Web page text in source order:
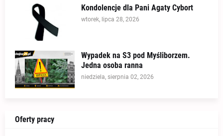
Kondolencje dla Pani Agaty Cybort
wtorek, lipca 28, 2026
Wypadek na S3 pod Myśliborzem.
Jedna osoba ranna
niedziela, sierpnia 02, 2026
Oferty pracy